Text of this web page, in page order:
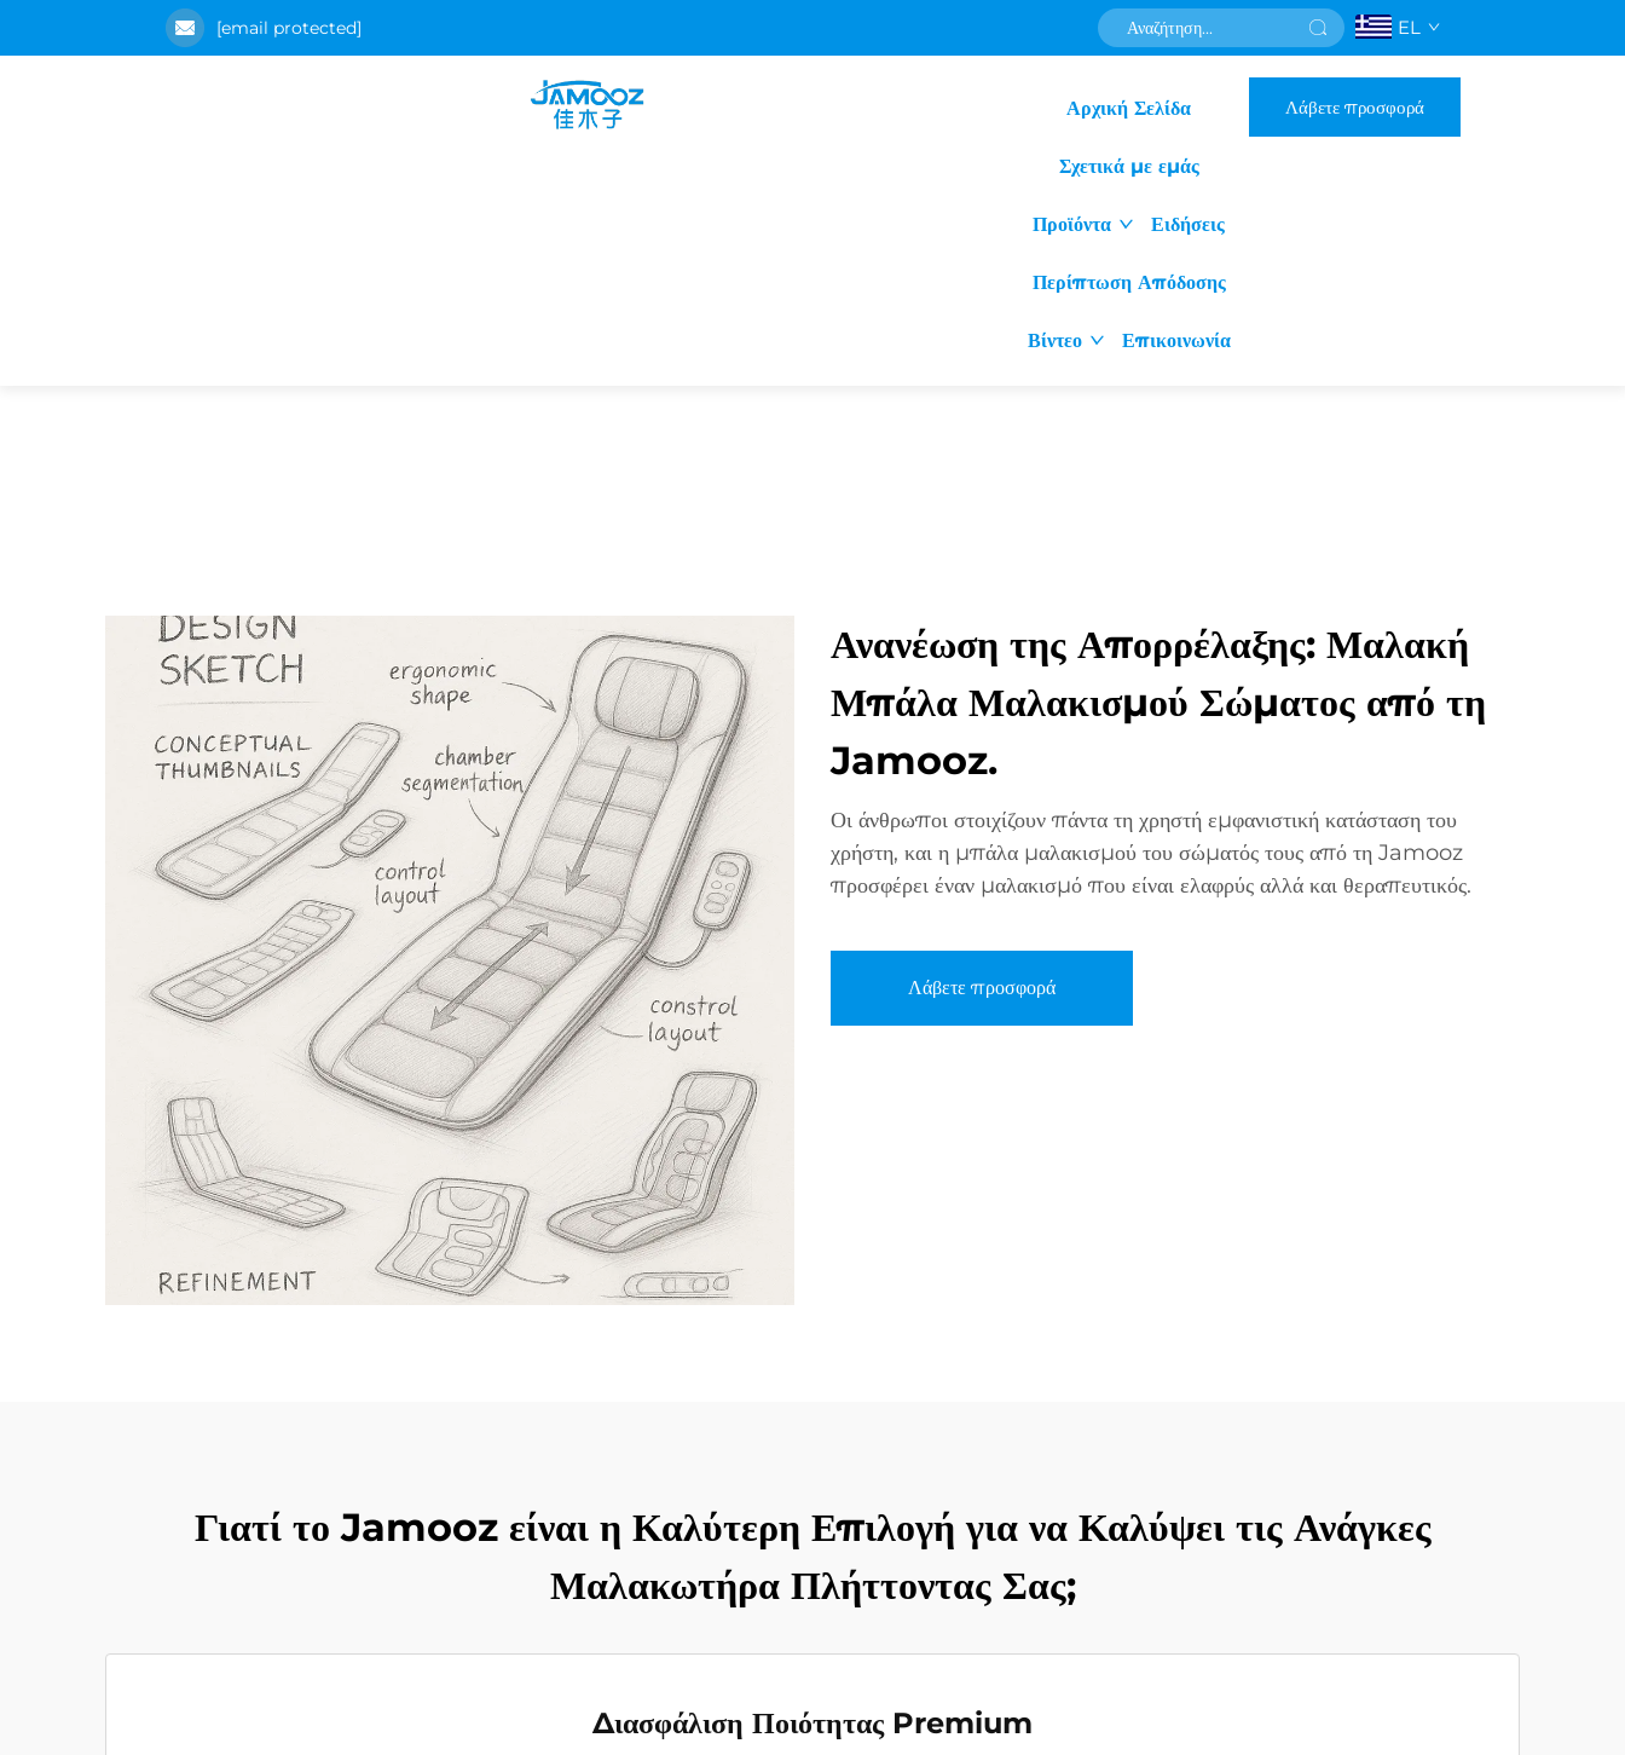
[email protected] EL
Αρχική Σελίδα
Σχετικά με εμάς
Προϊόντα Ειδήσεις
Περίπτωση Απόδοσης
Βίντεο Επικοινωνία
Λάβετε προσφορά
Ανανέωση της Απορρέλαξης: Μαλακή
Μπάλα Μαλακισμού Σώματος από τη
Jamooz.
Οι άνθρωποι στοιχίζουν πάντα τη χρηστή εμφανιστική κατάσταση του
χρήστη, και η μπάλα μαλακισμού του σώματός τους από τη Jamooz
προσφέρει έναν μαλακισμό που είναι ελαφρύς αλλά και θεραπευτικός.
Λάβετε προσφορά
Γιατί το Jamooz είναι η Καλύτερη Επιλογή για να Καλύψει τις Ανάγκες
Μαλακωτήρα Πλήττοντας Σας;
Διασφάλιση Ποιότητας Premium